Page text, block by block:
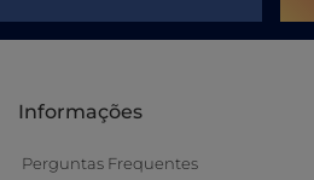
Informações
Perguntas Frequentes